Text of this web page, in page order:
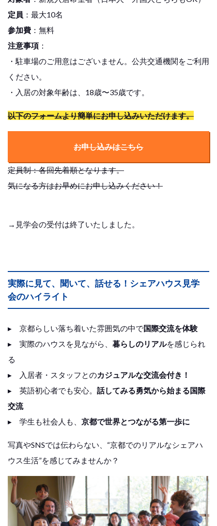
定員 ：最大10名
参加費 ：無料
注意事項 ：
・駐車場のご用意はございません。公共交通機関をご利用
ください。
・入居の対象年齢は、18歳〜35歳です。
以下のフォームより簡単にお申し込みいただけます。
お申し込みはこちら
定員制：各回先着順となります。
気になる方はお早めにお申し込みください！
→見学会の受付は終了いたしました。
実際に見て、聞いて、話せる！シェアハウス見学
会のハイライト
▸ 京都らしい落ち着いた雰囲気の中で国際交流を体験
▸ 実際のハウスを見ながら、 暮らしのリアルを感じられ
る
▸ 入居者・スタッフとのカジュアルな交流会付き！
▸ 英語初心者でも安心。 話してみる勇気から始まる国際
交流
▸ 学生も社会人も、 京都で世界とつながる第一歩に
写真やSNSでは伝わらない、“京都でのリアルなシェアハ
ウス生活”を感じてみませんか？